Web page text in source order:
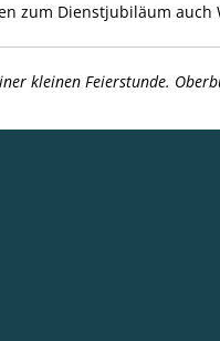
zum Dienstjubiläum auch
kleinen Feierstunde.